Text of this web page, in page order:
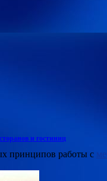
и гостиниц
принципов работы с